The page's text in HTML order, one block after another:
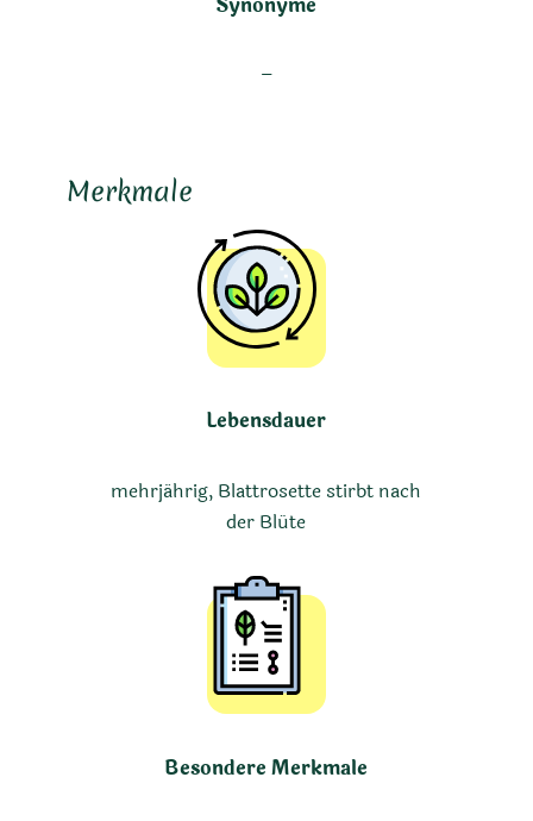
–
Merkmale
Lebensdauer
mehrjährig, Blattrosette stirbt nach
der Blüte
Besondere Merkmale